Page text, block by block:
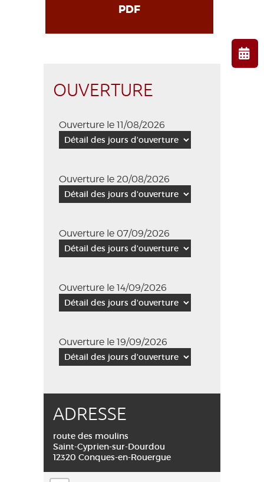
PDF
OUVERTURE
Ouverture le 11/08/2026
Ouverture le 20/08/2026
Ouverture le 07/09/2026
Ouverture le 14/09/2026
Ouverture le 19/09/2026
ADRESSE
route des moulins
Saint-Cyprien-sur-Dourdou
12320 Conques-en-Rouergue